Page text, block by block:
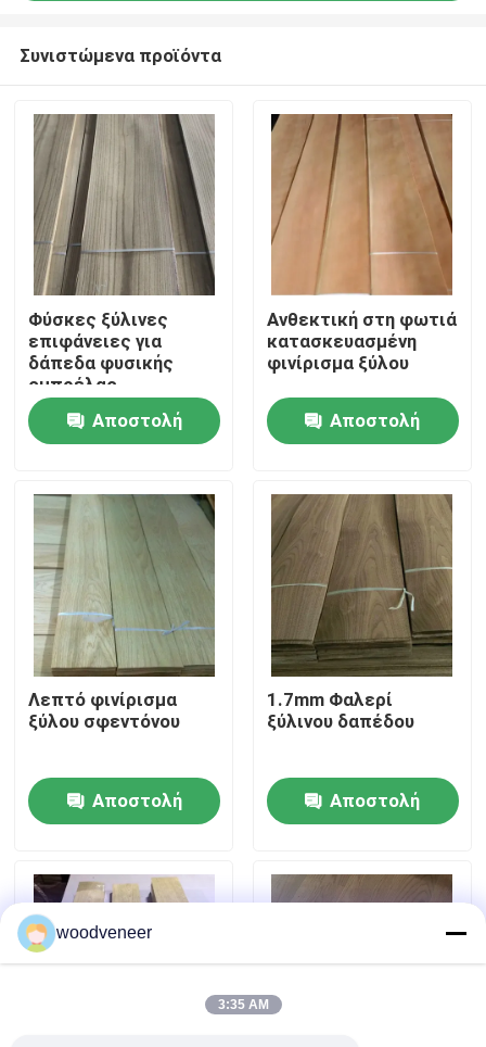
Σπίτι
Περίπου εμείς
Γύρος εργοστασίων
Ποιοτικός έλεγχος
Ζητήστε ένα απόσπασμα
Καπλαμάς από φυσικό ξύλο
Βαμμένος ξύλινος καπλαμάς
Συνιστώμενα προϊόντα
Φύσκες ξύλινες
επιφάνειες για
δάπεδα φυσικής
ομπρέλας
Αποστολή
Ανθεκτική στη φωτιά
κατασκευασμένη
φινίρισμα ξύλου
Αποστολή
Λεπτό φινίρισμα
ξύλου σφεντόνου
Αποστολή
1.7mm Φαλερί
ξύλινου δαπέδου
Αποστολή
woodveneer
3:35 AM